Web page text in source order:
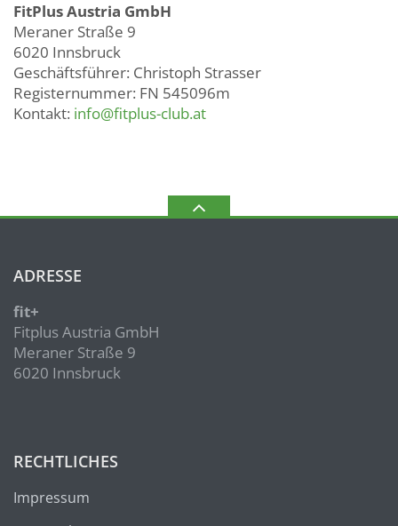
FitPlus Austria GmbH
Meraner Straße 9
6020 Innsbruck
Geschäftsführer: Christoph Strasser
Registernummer: FN 545096m
Kontakt: info@fitplus-club.at
ADRESSE
fit+
Fitplus Austria GmbH
Meraner Straße 9
6020 Innsbruck
RECHTLICHES
Impressum